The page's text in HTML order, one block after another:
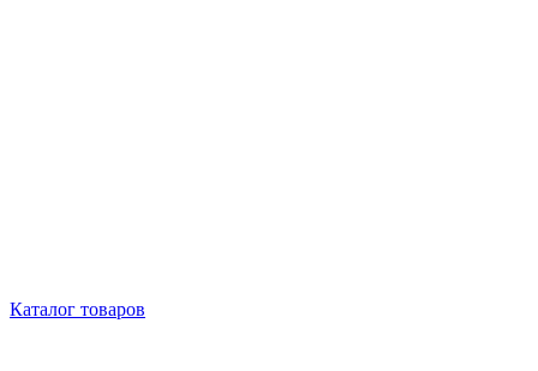
Каталог товаров